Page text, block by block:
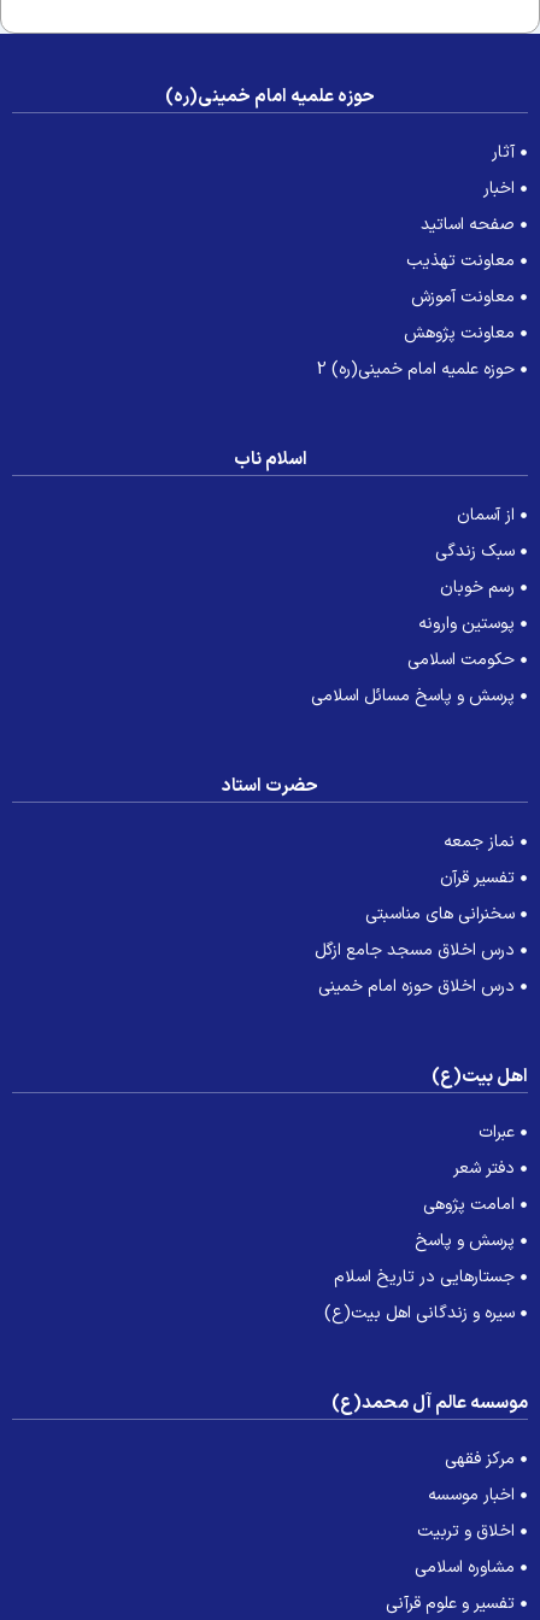
حوزه علمیه امام خمینی(ره)
آثار
اخبار
صفحه اساتید
معاونت تهذیب
معاونت آموزش
معاونت پژوهش
حوزه علمیه امام خمینی(ره) 2
اسلام ناب
از آسمان
سبک زندگی
رسم خوبان
پوستین وارونه
حکومت اسلامی
پرسش و پاسخ مسائل اسلامی
حضرت استاد
نماز جمعه
تفسیر قرآن
سخنرانی های مناسبتی
درس اخلاق مسجد جامع ازگل
درس اخلاق حوزه امام خمینی
بیت(ع)
عبرات
دفتر شعر
امامت پژوهی
پرسش و پاسخ
جستارهایی در تاریخ اسلام
سیره و زندگانی اهل بیت(ع)
عالم آل محمد(ع)
مرکز فقهی
اخبار موسسه
اخلاق و تربیت
مشاوره اسلامی
تفسیر و علوم قرآنی